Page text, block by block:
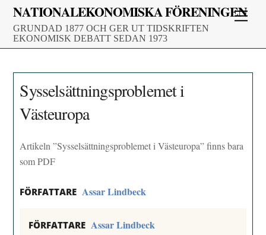
Skip
content
NATIONALEKONOMISKA FÖRENINGEN
GRUNDAD 1877 OCH GER UT TIDSKRIFTEN
EKONOMISK DEBATT SEDAN 1973
Sysselsättningsproblemet i
Västeuropa
Artikeln ”Sysselsättningsproblemet i Västeuropa” finns bara
som PDF
FÖRFATTARE Assar Lindbeck
FÖRFATTARE Assar Lindbeck